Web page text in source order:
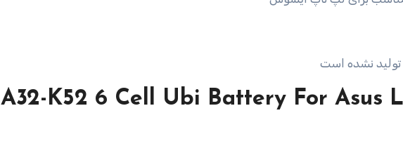
تولید نشده است
A32-K52 6 Cell Ubi Battery For Asus